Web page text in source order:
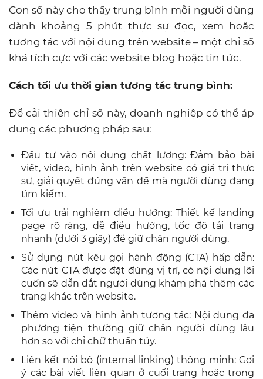
Con số này cho thấy trung bình mỗi người dùng
dành khoảng 5 phút thực sự đọc, xem hoặc
tương tác với nội dung trên website – một chỉ số
khá tích cực với các website blog hoặc tin tức.
Cách tối ưu thời gian tương tác trung bình:
Để cải thiện chỉ số này, doanh nghiệp có thể áp
dụng các phương pháp sau:
Đầu tư vào nội dung chất lượng: Đảm bảo bài
viết, video, hình ảnh trên website có giá trị thực
sự, giải quyết đúng vấn đề mà người dùng đang
tìm kiếm.
Tối ưu trải nghiệm điều hướng: Thiết kế landing
page rõ ràng, dễ điều hướng, tốc độ tải trang
nhanh (dưới 3 giây) để giữ chân người dùng.
Sử dụng nút kêu gọi hành động (CTA) hấp dẫn:
Các nút CTA được đặt đúng vị trí, có nội dung lôi
cuốn sẽ dẫn dắt người dùng khám phá thêm các
trang khác trên website.
Thêm video và hình ảnh tương tác: Nội dung đa
phương tiện thường giữ chân người dùng lâu
hơn so với chỉ chữ thuần túy.
Liên kết nội bộ (internal linking) thông minh: Gợi
ý các bài viết liên quan ở cuối trang hoặc trong